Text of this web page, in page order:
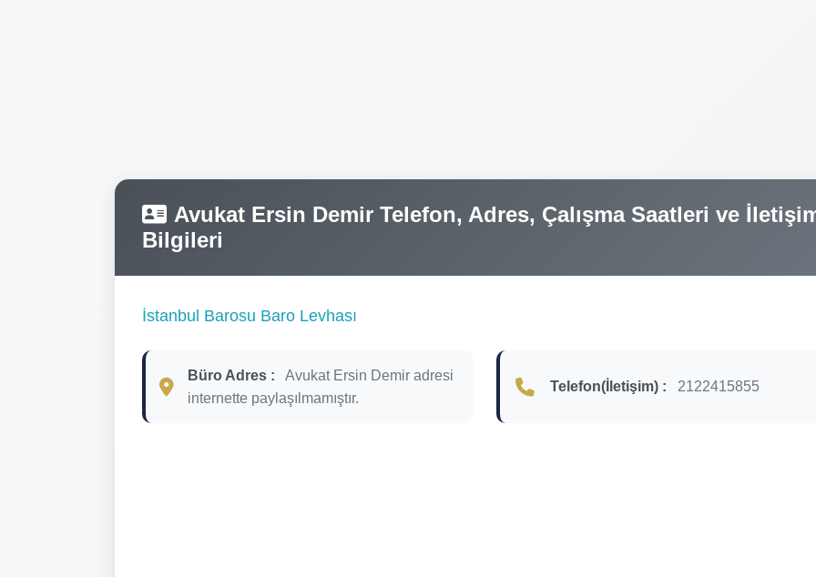
Avukat Ersin Demir Telefon, Adres, Çalışma Saatleri ve
Bilgileri
İstanbul Barosu Baro Levhası
Büro Adres :
Avukat Ersin Demir adresi
internette paylaşılmamıştır.
Telefon(İletişim) : 2122415855